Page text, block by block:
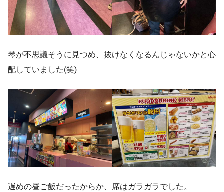
琴が不思議そうに見つめ、抜けなくなるんじゃないかと心
配していました(笑)
遅めの昼ご飯だったからか、席はガラガラでした。